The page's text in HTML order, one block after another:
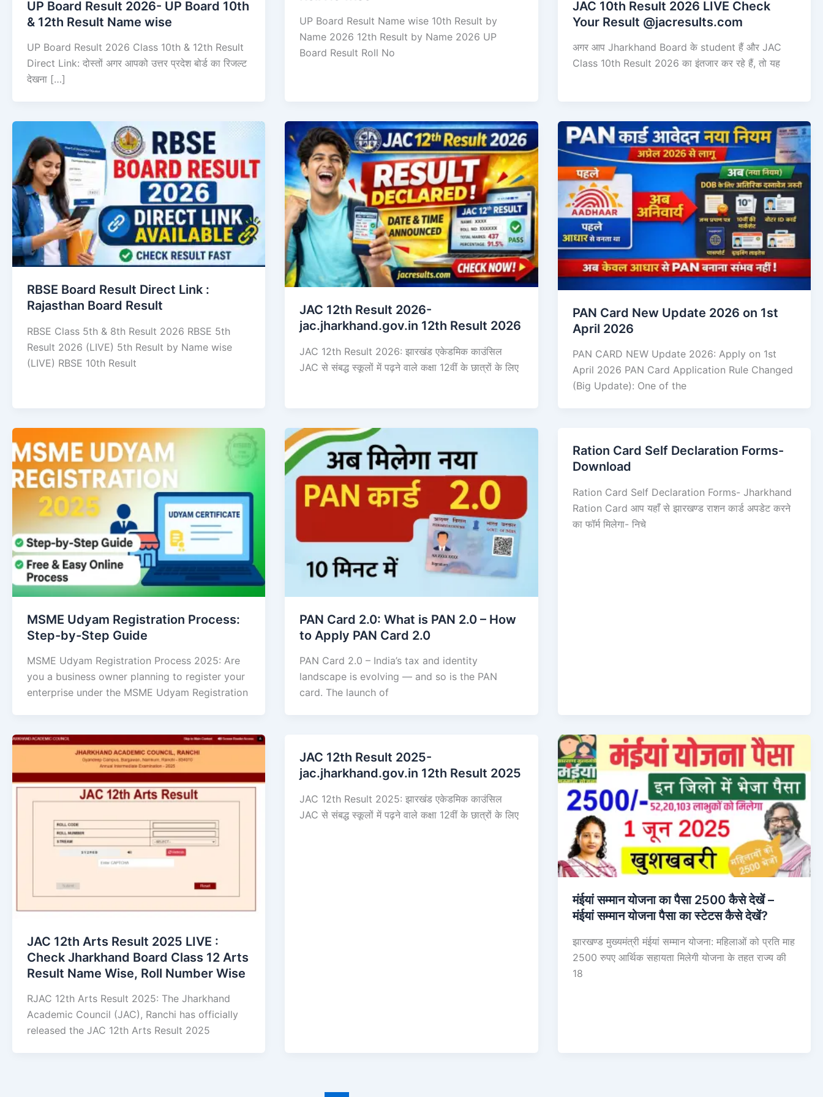
UP Board Result 2026- UP Board 10th
& 12th Result Name wise
UP Board Result 2026 Class 10th & 12th Result
Direct Link: दोस्तों अगर आपको उत्तर प्रदेश बोर्ड का रिजल्ट
देखना […]
UP Board Result Name wise 10th Result by
Name 2026 12th Result by Name 2026 UP
Board Result Roll No
JAC 10th Result 2026 LIVE Check
Your Result @jacresults.com
अगर आप Jharkhand Board के student हैं और JAC
Class 10th Result 2026 का इंतजार कर रहे हैं, तो यह
RBSE Board Result Direct Link : ​
Rajasthan Board Result
RBSE Class 5th & 8th Result 2026 RBSE 5th
Result 2026 (LIVE) 5th Result by Name wise
(LIVE) RBSE 10th Result
JAC 12th Result 2026-
jac.jharkhand.gov.in 12th Result 2026
JAC 12th Result 2026: झारखंड एकेडमिक काउंसिल
JAC से संबद्ध स्कूलों में पढ़ने वाले कक्षा 12वीं के छात्रों के लिए
PAN Card New Update 2026 on 1st
April 2026
PAN CARD NEW Update 2026: Apply on 1st
April 2026 PAN Card Application Rule Changed
(Big Update): One of the
MSME Udyam Registration Process:
Step-by-Step Guide
MSME Udyam Registration Process 2025: Are
you a business owner planning to register your
enterprise under the MSME Udyam Registration
PAN Card 2.0: What is PAN 2.0 – How
to Apply PAN Card 2.0
PAN Card 2.0 – India’s tax and identity
landscape is evolving — and so is the PAN
card. The launch of
Ration Card Self Declaration Forms-
Download
Ration Card Self Declaration Forms- Jharkhand
Ration Card आप यहाँ से झारखण्ड राशन कार्ड अपडेट करने
का फॉर्म मिलेगा- निचे
JAC 12th Arts Result 2025 LIVE :
Check Jharkhand Board Class 12 Arts
Result Name Wise, Roll Number Wise
RJAC 12th Arts Result 2025: The Jharkhand
Academic Council (JAC), Ranchi has officially
released the JAC 12th Arts Result 2025
JAC 12th Result 2025-
jac.jharkhand.gov.in 12th Result 2025
JAC 12th Result 2025: झारखंड एकेडमिक काउंसिल
JAC से संबद्ध स्कूलों में पढ़ने वाले कक्षा 12वीं के छात्रों के लिए
मंईयां सम्मान योजना का पैसा 2500 कैसे देखें –
मंईयां सम्मान योजना पैसा का स्टेटस कैसे देखें?
झारखण्ड मुख्यमंत्री मंईयां सम्मान योजना: महिलाओं को प्रति माह
2500 रुपए आर्थिक सहायता मिलेगी योजना के तहत राज्य की
18